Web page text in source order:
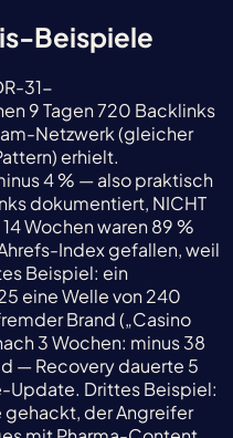
Beispiele
31-
9 Tagen 720 Backlinks
Netzwerk (gleicher
erhielt.
4 % — also praktisch
dokumentiert, NICHT
Wochen waren 89 %
Index gefallen, weil
Beispiel: ein
eine Welle von 240
Brand („Casino
3 Wochen: minus 38
— Recovery dauerte 5
Update. Drittes Beispiel:
der Angreifer